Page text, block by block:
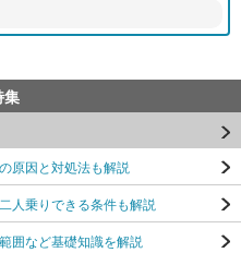
集
原因と対処法も解説
人乗りできる条件も解説
囲など基礎知識を解説